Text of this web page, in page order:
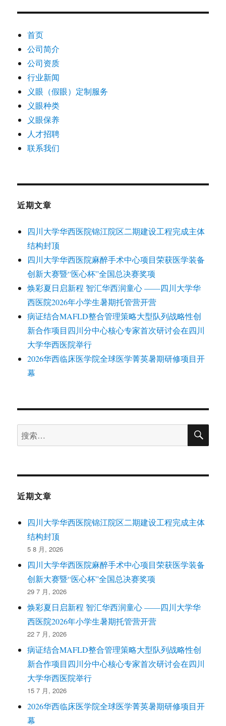
首页
公司简介
公司资质
行业新闻
义眼（假眼）定制服务
义眼种类
义眼保养
人才招聘
联系我们
近期文章
四川大学华西医院锦江院区二期建设工程完成主体
结构封顶
四川大学华西医院麻醉手术中心项目荣获医学装备
创新大赛暨“医心杯”全国总决赛奖项
焕彩夏日启新程 智汇华西润童心 ——四川大学华
西医院2026年小学生暑期托管营开营
病证结合MAFLD整合管理策略大型队列战略性创
新合作项目四川分中心核心专家首次研讨会在四川
大学华西医院举行
2026华西临床医学院全球医学菁英暑期研修项目开
幕
搜
索：
搜
近期文章
四川大学华西医院锦江院区二期建设工程完成主体
结构封顶
5 8 月, 2026
四川大学华西医院麻醉手术中心项目荣获医学装备
创新大赛暨“医心杯”全国总决赛奖项
29 7 月, 2026
焕彩夏日启新程 智汇华西润童心 ——四川大学华
西医院2026年小学生暑期托管营开营
22 7 月, 2026
病证结合MAFLD整合管理策略大型队列战略性创
新合作项目四川分中心核心专家首次研讨会在四川
大学华西医院举行
15 7 月, 2026
2026华西临床医学院全球医学菁英暑期研修项目开
幕